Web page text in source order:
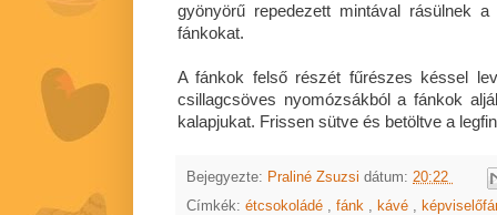
gyönyörű repedezett mintával rásülnek
fánkokat.
A fánkok felső részét fűrészes késsel
csillagcsöves nyomózsákból a fánkok
kalapjukat. Frissen sütve és betöltve a
Bejegyezte: Praliné Zsuzsi dátum: 20:22
Címkék: étcsokoládé , fánk , kávé ,